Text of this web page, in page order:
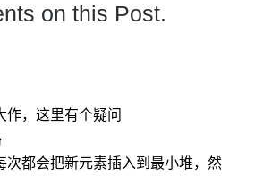
on this Post.
作，这里有个疑问
次都会把新元素插入到最小堆，然